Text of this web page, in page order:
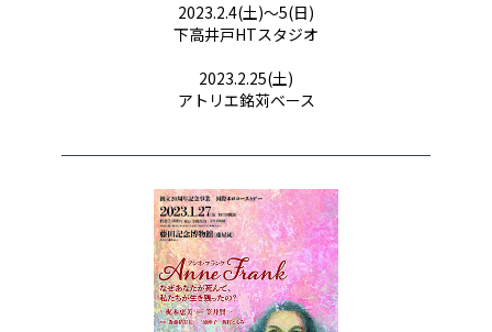
2023.2.4(土)〜5(日)
下高井戸HTスタジオ
2023.2.25(土)
アトリエ銘苅ベース